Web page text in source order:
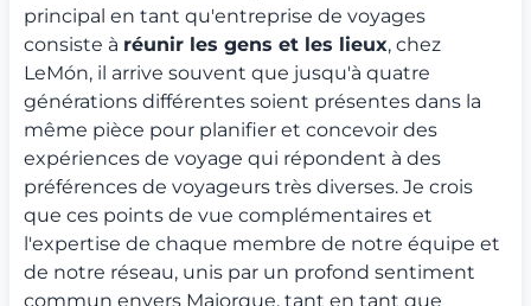
principal en tant qu'entreprise de voyages
consiste à réunir les gens et les lieux, chez
LeMón, il arrive souvent que jusqu'à quatre
générations différentes soient présentes dans la
même pièce pour planifier et concevoir des
expériences de voyage qui répondent à des
préférences de voyageurs très diverses. Je crois
que ces points de vue complémentaires et
l'expertise de chaque membre de notre équipe et
de notre réseau, unis par un profond sentiment
commun envers Majorque, tant en tant que